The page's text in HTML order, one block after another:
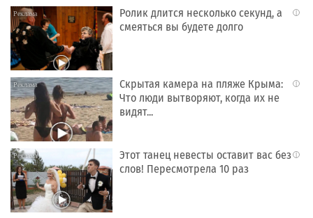
i
Ролик длится несколько секунд, а
смеяться вы будете долго
i
Скрытая камера на пляже Крыма:
Что люди вытворяют, когда их не
видят...
i
Этот танец невесты оставит вас без
слов! Пересмотрела 10 раз